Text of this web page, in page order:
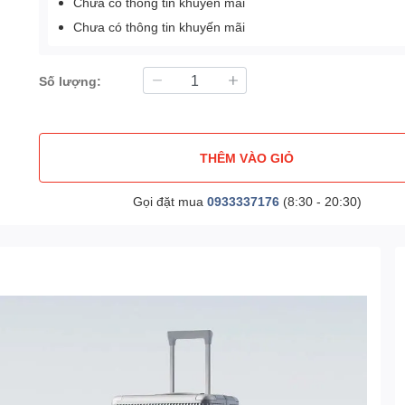
Chưa có thông tin khuyến mãi
Số lượng:
THÊM VÀO GIỎ
Gọi đặt mua 0933337176(8:30 - 20:30)